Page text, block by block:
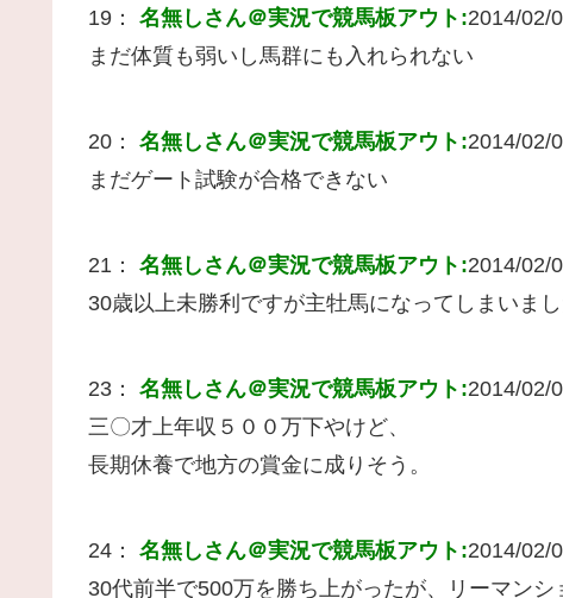
19： 名無しさん＠実況で競馬板アウト:2014/02/
まだ体質も弱いし馬群にも入れられない
20： 名無しさん＠実況で競馬板アウト:2014/02/
まだゲート試験が合格できない
21： 名無しさん＠実況で競馬板アウト:2014/02/
30歳以上未勝利ですが主牡馬になってしまいま
23： 名無しさん＠実況で競馬板アウト:2014/02/
三〇才上年収５００万下やけど、
長期休養で地方の賞金に成りそう。
24： 名無しさん＠実況で競馬板アウト:2014/02/
30代前半で500万を勝ち上がったが、リーマンシ